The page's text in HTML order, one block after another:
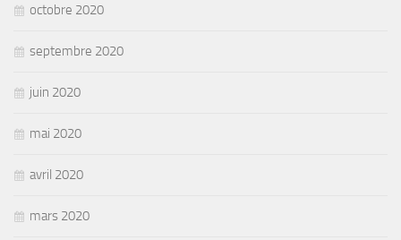
octobre 2020
septembre 2020
juin 2020
mai 2020
avril 2020
mars 2020